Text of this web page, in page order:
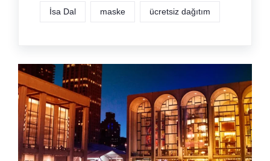
İsa Dal maske ücretsiz dağıtım